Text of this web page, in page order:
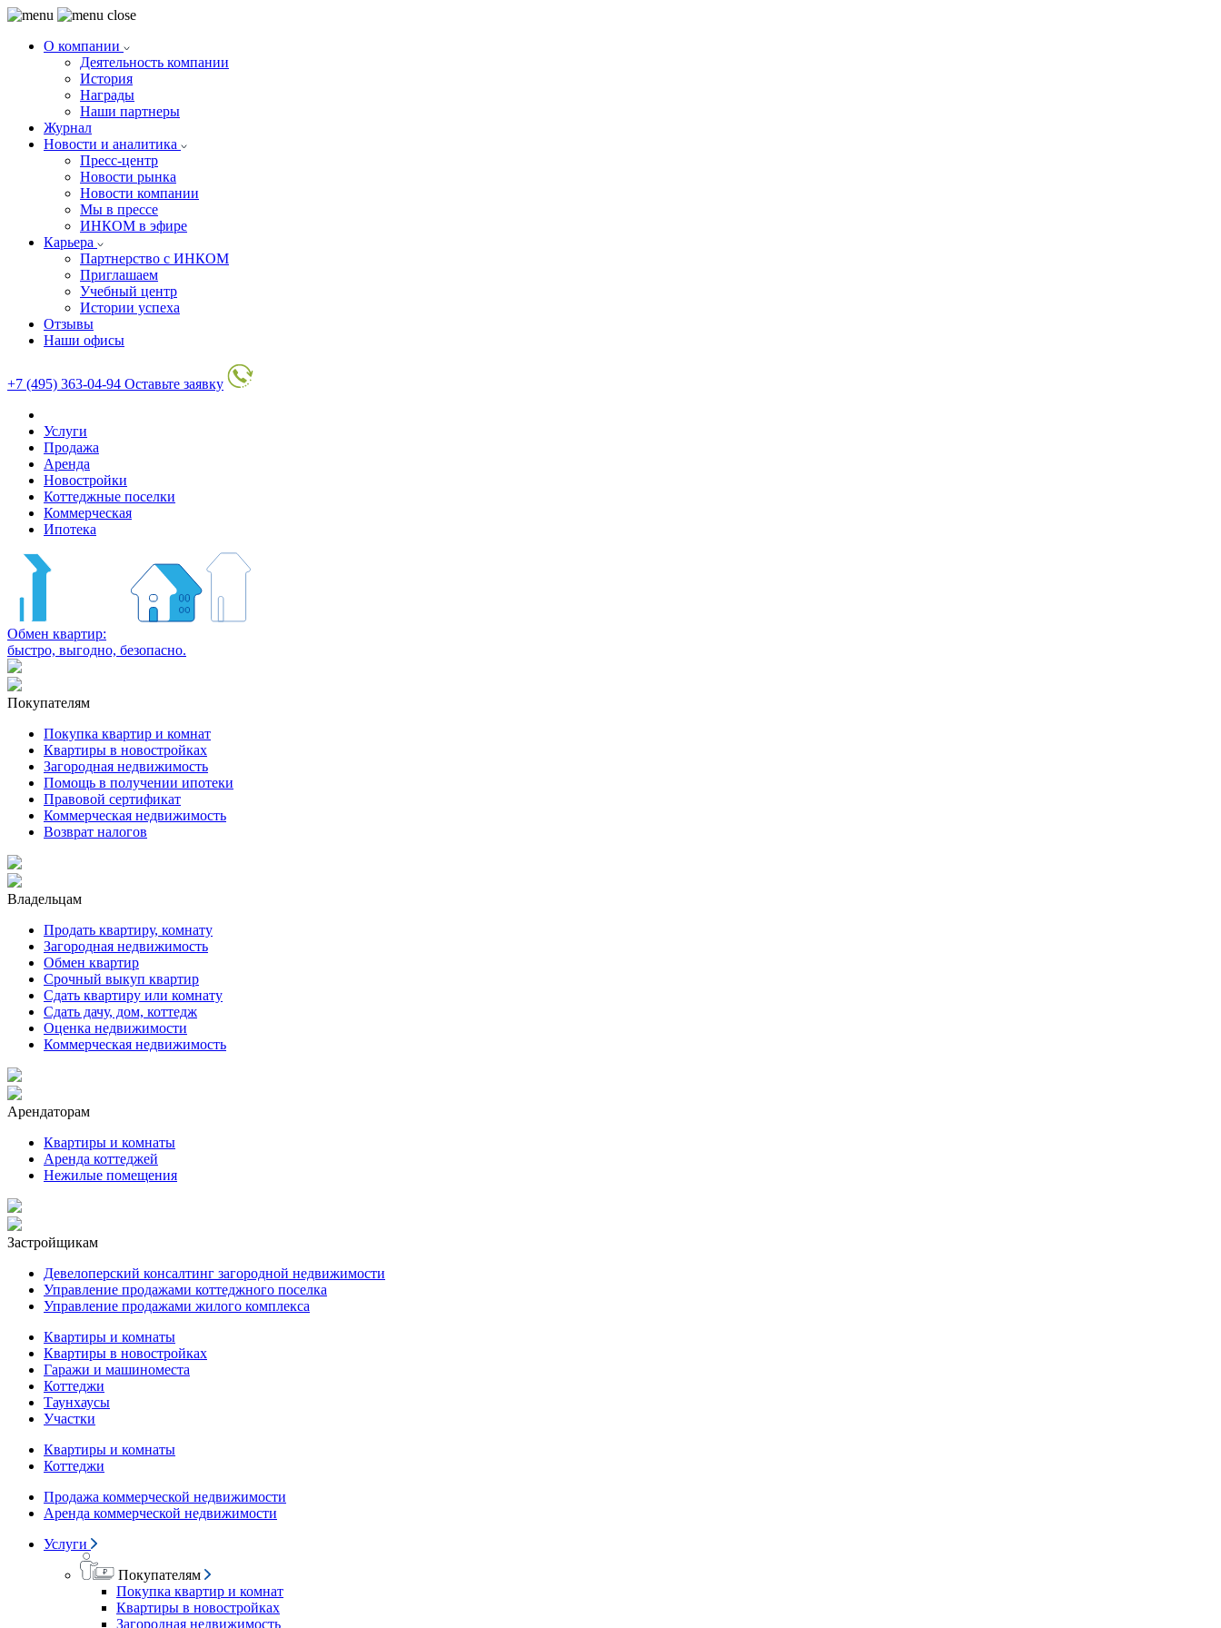
О компании
Деятельность компании
История
Награды
Наши партнеры
Журнал
Новости и аналитика
Пресс-центр
Новости рынка
Новости компании
Мы в прессе
ИНКОМ в эфире
Карьера
Партнерство с ИНКОМ
Приглашаем
Учебный центр
Истории успеха
Отзывы
Наши офисы
+7 (495) 363-04-94 Оставьте заявку
Услуги
Продажа
Аренда
Новостройки
Коттеджные поселки
Коммерческая
Ипотека
Обмен квартир:
быстро, выгодно, безопасно.
Покупателям
Покупка квартир и комнат
Квартиры в новостройках
Загородная недвижимость
Помощь в получении ипотеки
Правовой сертификат
Коммерческая недвижимость
Возврат налогов
Владельцам
Продать квартиру, комнату
Загородная недвижимость
Обмен квартир
Срочный выкуп квартир
Сдать квартиру или комнату
Сдать дачу, дом, коттедж
Оценка недвижимости
Коммерческая недвижимость
Арендаторам
Квартиры и комнаты
Аренда коттеджей
Нежилые помещения
Застройщикам
Девелоперский консалтинг загородной недвижимости
Управление продажами коттеджного поселка
Управление продажами жилого комплекса
Квартиры и комнаты
Квартиры в новостройках
Гаражи и машиноместа
Коттеджи
Таунхаусы
Участки
Квартиры и комнаты
Коттеджи
Продажа коммерческой недвижимости
Аренда коммерческой недвижимости
Услуги
Покупателям
Покупка квартир и комнат
Квартиры в новостройках
Загородная недвижимость